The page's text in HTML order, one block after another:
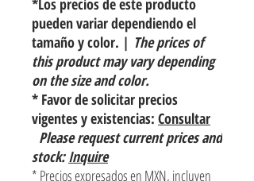
*Los precios de este producto
pueden variar dependiendo el
tamaño y color. | The prices of
this product may vary depending
on the size and color.
* Favor de solicitar precios
vigentes y existencias: Consultar
Please request current prices and
stock:Inquire
* Precios expresados en MXN, incluyen